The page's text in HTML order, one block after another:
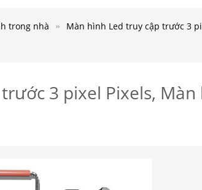
trong nhà Màn hình Led truy cập trước 3
3 pixel Pixels,